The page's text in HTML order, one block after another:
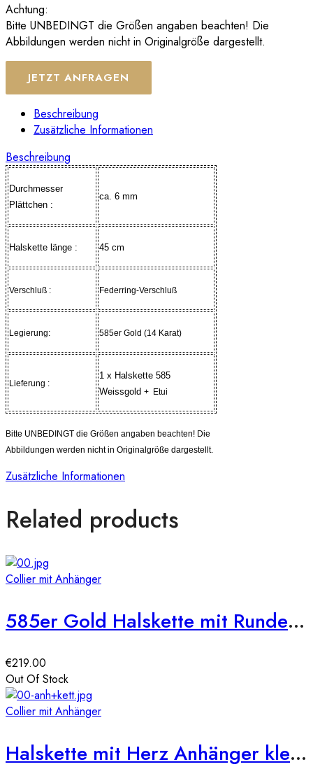
Achtung:
Bitte UNBEDINGT die Größen angaben beachten! Die
Abbildungen werden nicht in Originalgröße dargestellt.
JETZT ANFRAGEN
Beschreibung
Zusätzliche Informationen
Beschreibung
Durchmesser
Plättchen :
ca. 6 mm
Halskette länge : 45 cm
Verschluß : Federring-Verschluß
Legierung: 585er Gold (14 Karat)
Lieferung :
1 x Halskette 585
Weissgold + Etui
Bitte UNBEDINGT die Größen angaben beachten! Die
Abbildungen werden nicht in Originalgröße dargestellt.
Zusätzliche Informationen
Related products
Collier mit Anhänger
585er Gold Halskette mit Runden Zirkonia Anhänger Ø20
€219.00
Out Of Stock
Collier mit Anhänger
Halskette mit Herz Anhänger klein 585er Gelbgold